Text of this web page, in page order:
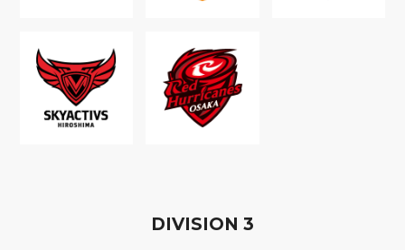
DIVISION 3